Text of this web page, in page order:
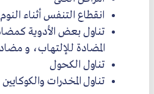
انقطاع التنفس أثناء النوم
تناول بعض الأدوية
المضادة للإلتهاب، و
تناول الكحول
تناول المخدرات والكوكايين